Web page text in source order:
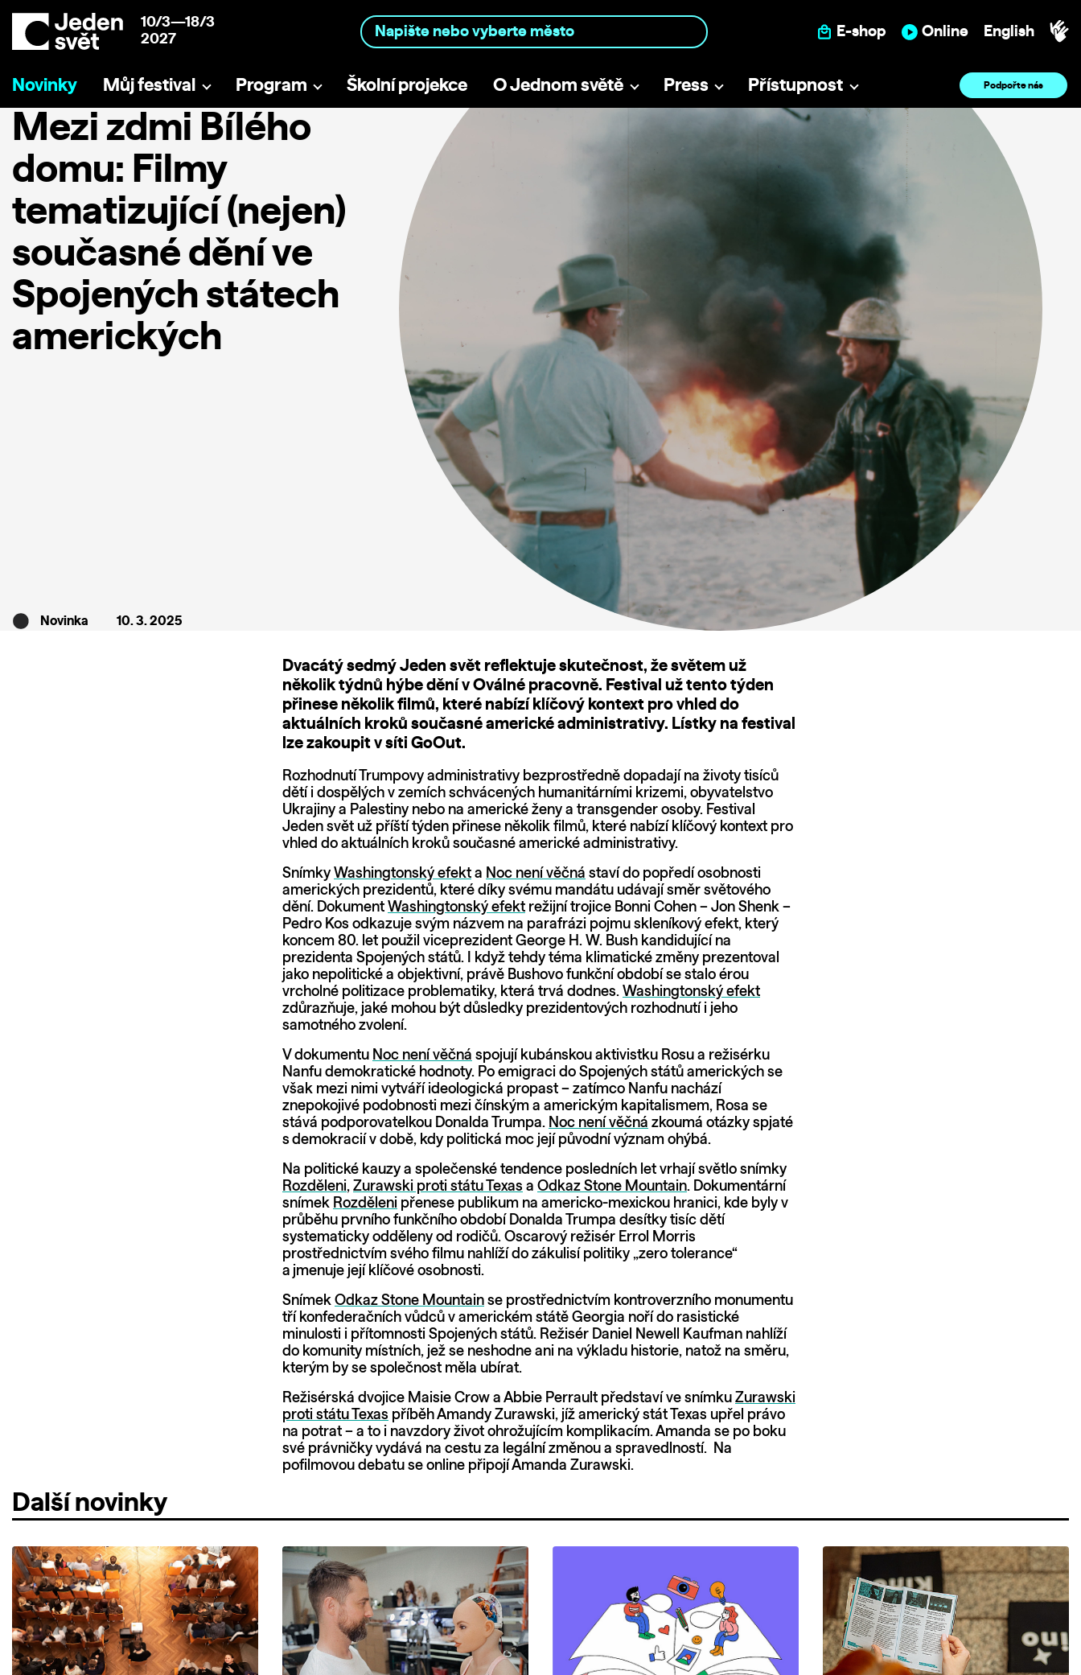
10/3—18/3
2027
E-shop Online English
Novinky Můj festival Program Školní projekce O Jednom světě Press Přístupnost Podpořte nás
Mezi zdmi Bílého
domu: Filmy
tematizující (nejen)
současné dění ve
Spojených státech
amerických
Novinka 10. 3. 2025
Dvacátý sedmý Jeden svět reflektuje skutečnost, že světem už
několik týdnů hýbe dění v Oválné pracovně. Festival už tento týden
přinese několik filmů, které nabízí klíčový kontext pro vhled do
aktuálních kroků současné americké administrativy. Lístky na festival
lze zakoupit v síti GoOut.
Rozhodnutí Trumpovy administrativy bezprostředně dopadají na životy tisíců
dětí i dospělých v zemích schvácených humanitárními krizemi, obyvatelstvo
Ukrajiny a Palestiny nebo na americké ženy a transgender osoby. Festival
Jeden svět už příští týden přinese několik filmů, které nabízí klíčový kontext pro
vhled do aktuálních kroků současné americké administrativy.
Snímky Washingtonský efekt a Noc není věčná staví do popředí osobnosti
amerických prezidentů, které díky svému mandátu udávají směr světového
dění. Dokument Washingtonský efekt režijní trojice Bonni Cohen – Jon Shenk –
Pedro Kos odkazuje svým názvem na parafrázi pojmu skleníkový efekt, který
koncem 80. let použil viceprezident George H. W. Bush kandidující na
prezidenta Spojených států. I když tehdy téma klimatické změny prezentoval
jako nepolitické a objektivní, právě Bushovo funkční období se stalo érou
vrcholné politizace problematiky, která trvá dodnes. Washingtonský efekt
zdůrazňuje, jaké mohou být důsledky prezidentových rozhodnutí i jeho
samotného zvolení.
V dokumentu Noc není věčná spojují kubánskou aktivistku Rosu a režisérku
Nanfu demokratické hodnoty. Po emigraci do Spojených států amerických se
však mezi nimi vytváří ideologická propast – zatímco Nanfu nachází
znepokojivé podobnosti mezi čínským a americkým kapitalismem, Rosa se
stává podporovatelkou Donalda Trumpa. Noc není věčná zkoumá otázky spjaté
s demokracií v době, kdy politická moc její původní význam ohýbá.
Na politické kauzy a společenské tendence posledních let vrhají světlo snímky
Rozděleni, Zurawski proti státu Texas a Odkaz Stone Mountain. Dokumentární
snímek Rozděleni přenese publikum na americko-mexickou hranici, kde byly v
průběhu prvního funkčního období Donalda Trumpa desítky tisíc dětí
systematicky odděleny od rodičů. Oscarový režisér Errol Morris
prostřednictvím svého filmu nahlíží do zákulisí politiky „zero tolerance“
a jmenuje její klíčové osobnosti.
Snímek Odkaz Stone Mountain se prostřednictvím kontroverzního monumentu
tří konfederačních vůdců v americkém státě Georgia noří do rasistické
minulosti i přítomnosti Spojených států. Režisér Daniel Newell Kaufman nahlíží
do komunity místních, jež se neshodne ani na výkladu historie, natož na směru,
kterým by se společnost měla ubírat.
Režisérská dvojice Maisie Crow a Abbie Perrault představí ve snímku Zurawski
proti státu Texas příběh Amandy Zurawski, jíž americký stát Texas upřel právo
na potrat – a to i navzdory život ohrožujícím komplikacím. Amanda se po boku
své právničky vydává na cestu za legální změnou a spravedlností. Na
pofilmovou debatu se online připojí Amanda Zurawski.
Další novinky